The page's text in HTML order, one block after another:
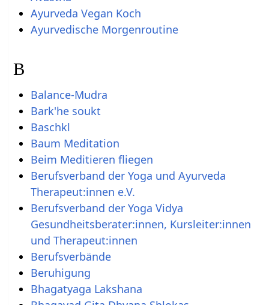
Ayurveda Vegan Koch
Ayurvedische Morgenroutine
B
Balance-Mudra
Bark'he soukt
Baschkl
Baum Meditation
Beim Meditieren fliegen
Berufsverband der Yoga und Ayurveda
Therapeut:innen e.V.
Berufsverband der Yoga Vidya
Gesundheitsberater:innen, Kursleiter:innen
und Therapeut:innen
Berufsverbände
Beruhigung
Bhagatyaga Lakshana